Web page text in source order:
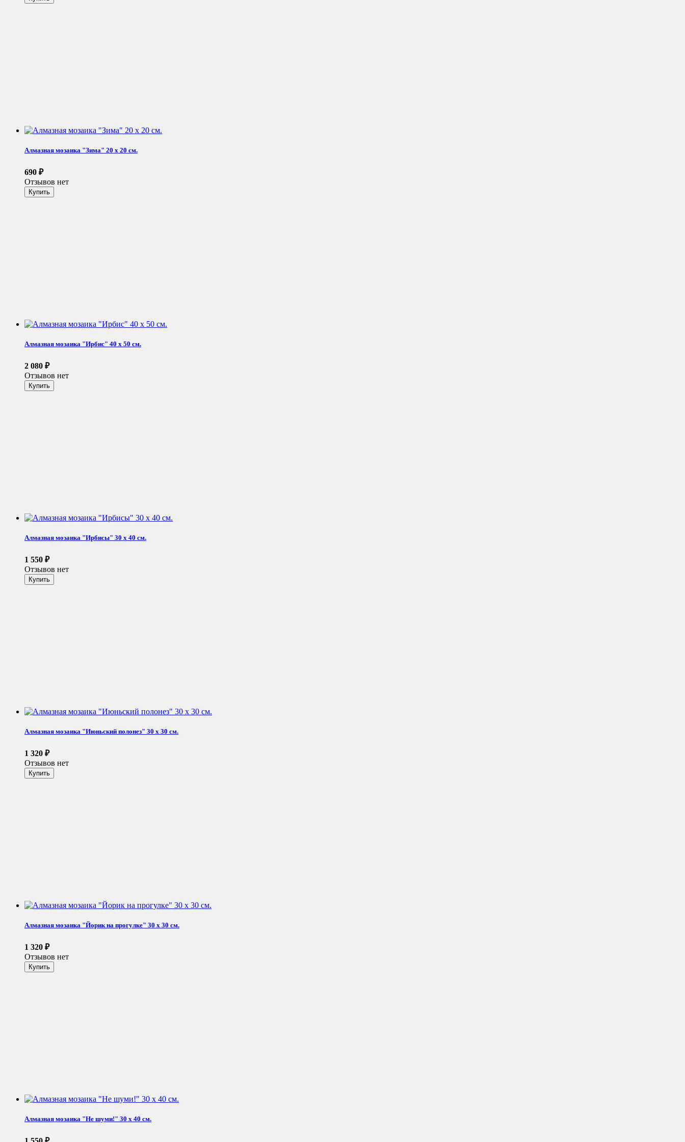
Алмазная мозаика "Зима" 20 х 20 см.
690 ₽
Отзывов нет
Алмазная мозаика "Ирбис" 40 х 50 см.
2 080 ₽
Отзывов нет
Алмазная мозаика "Ирбисы" 30 х 40 см.
1 550 ₽
Отзывов нет
Алмазная мозаика "Июньский полонез" 30 х 30 см.
1 320 ₽
Отзывов нет
Алмазная мозаика "Йорик на прогулке" 30 х 30 см.
1 320 ₽
Отзывов нет
Алмазная мозаика "Не шуми!" 30 х 40 см.